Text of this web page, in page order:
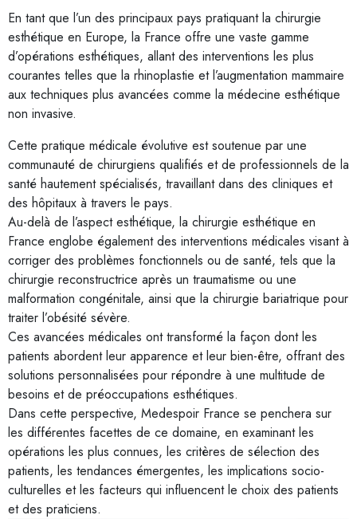
En tant que l’un des principaux pays pratiquant la chirurgie
esthétique en Europe, la France offre une vaste gamme
d’opérations esthétiques, allant des interventions les plus
courantes telles que la rhinoplastie et l’augmentation mammaire
aux techniques plus avancées comme la médecine esthétique
non invasive.
Cette pratique médicale évolutive est soutenue par une
communauté de chirurgiens qualifiés et de professionnels de la
santé hautement spécialisés, travaillant dans des cliniques et
des hôpitaux à travers le pays.
Au-delà de l’aspect esthétique, la chirurgie esthétique en
France englobe également des interventions médicales visant à
corriger des problèmes fonctionnels ou de santé, tels que la
chirurgie reconstructrice après un traumatisme ou une
malformation congénitale, ainsi que la chirurgie bariatrique pour
traiter l’obésité sévère.
Ces avancées médicales ont transformé la façon dont les
patients abordent leur apparence et leur bien-être, offrant des
solutions personnalisées pour répondre à une multitude de
besoins et de préoccupations esthétiques.
Dans cette perspective, Medespoir France se penchera sur
les différentes facettes de ce domaine, en examinant les
opérations les plus connues, les critères de sélection des
patients, les tendances émergentes, les implications socio-
culturelles et les facteurs qui influencent le choix des patients
et des praticiens.